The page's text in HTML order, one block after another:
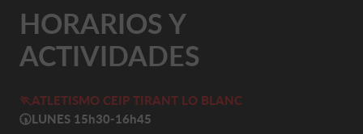
HORARIOS Y
ACTIVIDADES
🏃ATLETISMO CEIP TIRANT LO BLANC
🕠LUNES 15h30-16h45